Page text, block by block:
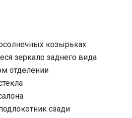
козырьках
зеркало заднего вида
отделении
сзади